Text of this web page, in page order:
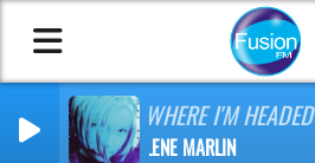
WHERE I'M HEADED
LENE MARLIN